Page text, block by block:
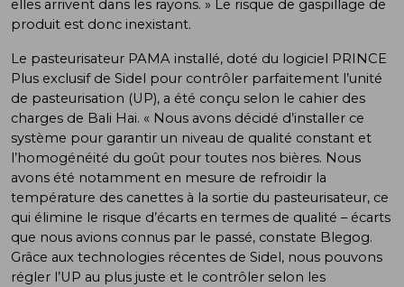
elles arrivent dans les rayons. » Le risque de gaspillage de
produit est donc inexistant.
Le pasteurisateur PAMA installé, doté du logiciel PRINCE
Plus exclusif de Sidel pour contrôler parfaitement l’unité
de pasteurisation (UP), a été conçu selon le cahier des
charges de Bali Hai. « Nous avons décidé d’installer ce
système pour garantir un niveau de qualité constant et
l’homogénéité du goût pour toutes nos bières. Nous
avons été notamment en mesure de refroidir la
température des canettes à la sortie du pasteurisateur, ce
qui élimine le risque d’écarts en termes de qualité – écarts
que nous avions connus par le passé, constate Blegog.
Grâce aux technologies récentes de Sidel, nous pouvons
régler l’UP au plus juste et le contrôler selon les